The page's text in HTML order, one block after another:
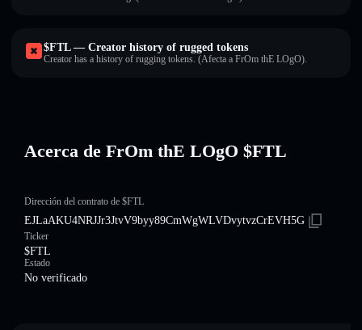
$FTL — Creator history of rugged tokens
Creator has a history of rugging tokens. (Afecta a FrOm thE LOgO).
Acerca de FrOm thE LOgO $FTL
Dirección del contrato de $FTL
EJLaAKU4NRJJr3JtvV9byy89CmWgWLVDvytvzCrEVH5G
Ticker
$FTL
Estado
No verificado